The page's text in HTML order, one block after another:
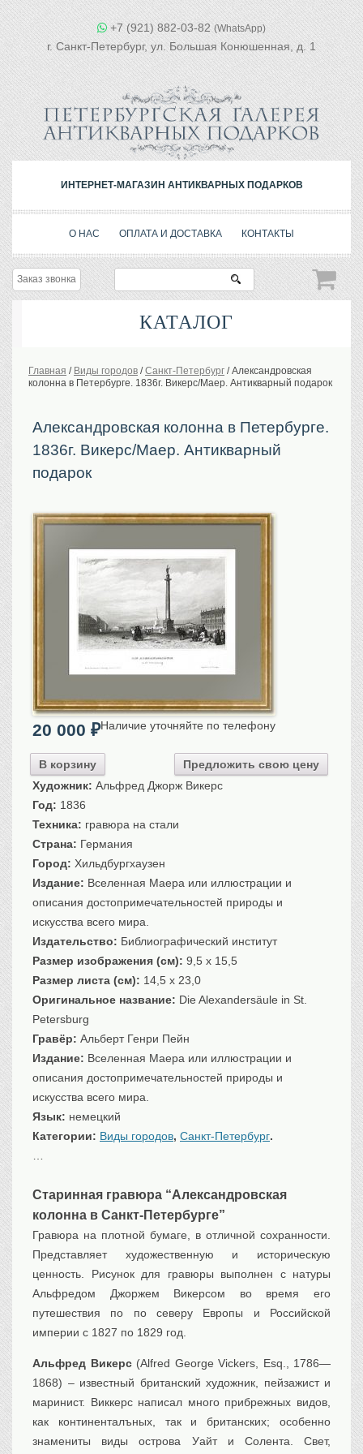
+7 (921) 882-03-82 (WhatsApp)
г. Санкт-Петербург, ул. Большая Конюшенная, д. 1
ИНТЕРНЕТ-МАГАЗИН АНТИКВАРНЫХ ПОДАРКОВ
О НАС ОПЛАТА И ДОСТАВКА КОНТАКТЫ
Заказ звонка
КАТАЛОГ
История Российской империи. Обычаи
Предметы VIP
Портреты царской семьи
Старинные планы
Санкт-Петербург
Российская империя
Прочие
Российская империя
Европа
Исторические карты
Виды городов
Москва
Российская империя
Прочие
Севастополь, Крым
Ценные бумаги
История моды. Униформа
Гражданская мода
Униформа
Охота. Флора. Фауна
Рыбы, рыбалка
Техника, транспорт, архитектура
Архитектура
Техника
Флот, кораблестроение
Медицина
атрибутика
Выставочные экспонаты XVI-XIXв.
Разное
Главная / Виды городов /Санкт-Петербург /Александровская
колонна в Петербурге. 1836г. Викерс/Маер. Антикварный подарок
Александровская колонна в Петербурге.
1836г. Викерс/Маер. Антикварный
подарок
20 000 ₽
В корзину Предложить свою цену
Наличие уточняйте по телефону
Художник: Альфрeд Джорж Викерс
Год: 1836
Техника: гравюра на стали
Страна: Германия
Город: Хильдбургхаузен
Издание: Вселенная Маера или иллюстрации и
описания достопримечательностей природы и
искусства всего мира.
Издательство: Библиографический институт
Размер изображения (см): 9,5 x 15,5
Размер листа (см): 14,5 x 23,0
Оригинальное название: Die Alexandersäule in St.
Petersburg
Гравёр: Альберт Генри Пейн
Издание: Вселенная Маера или иллюстрации и
описания достопримечательностей природы и
искусства всего мира.
Язык: немецкий
Категории: Виды городов, Санкт-Петербург.
Старинная гравюра “Александровская
колонна в Санкт-Петербурге”
Гравюра на плотной бумаге, в отличной сохранности.
Представляет художественную и историческую
ценность. Рисунок для гравюры выполнен с натуры
Альфрeдом Джоржем Викерсом во время его
путешествия по по северу Европы и Российской
империи с 1827 по 1829 год.
Альфред Викерс(Alfred George Vickers, Esq., 1786—
1868) – известный британский художник, пейзажист и
маринист. Виккерс написал много прибрежных видов,
как континенталъных, так и британских; особенно
знамениты виды острова Уайт и Солента. Свет,